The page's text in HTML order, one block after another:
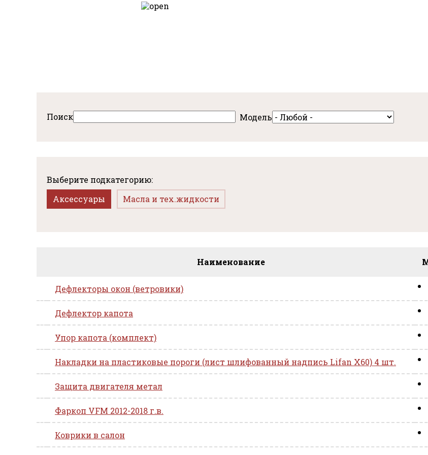
Поиск Модель
Выберите подкатегорию:
Аксессуары
Масла и тех.жидкости
Наименование
Дефлекторы окон (ветровики)
Дефлектор капота
Упор капота (комплект)
Накладки на пластиковые пороги (лист шлифованный надпись Lifan X60) 4 шт.
Защита двигателя метал
Фаркоп VFM 2012-2018 г.в.
Коврики в салон